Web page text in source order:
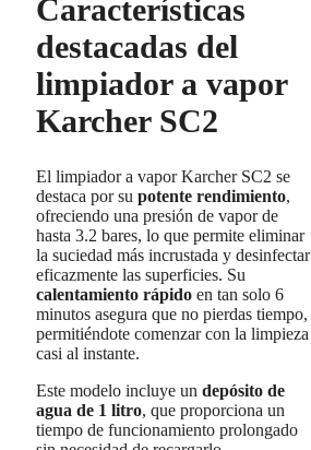
Características
destacadas del
limpiador a vapor
Karcher SC2
El limpiador a vapor Karcher SC2 se
destaca por su potente rendimiento,
ofreciendo una presión de vapor de
hasta 3.2 bares, lo que permite eliminar
la suciedad más incrustada y desinfectar
eficazmente las superficies. Su
calentamiento rápido en tan solo 6
minutos asegura que no pierdas tiempo,
permitiéndote comenzar con la limpieza
casi al instante.
Este modelo incluye un depósito de
agua de 1 litro, que proporciona un
tiempo de funcionamiento prolongado